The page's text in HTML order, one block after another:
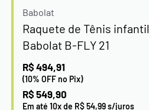
Babolat
Raquete de Tênis infantil
Babolat B-FLY 21
R$ 494,91
(10% OFF no Pix)
R$ 549,90
Em até 10x de R$54,99s/juros